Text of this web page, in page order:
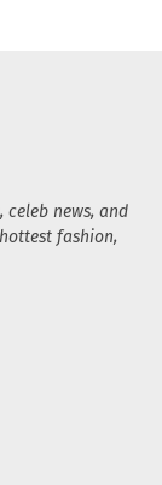
celeb news, and
fashion,